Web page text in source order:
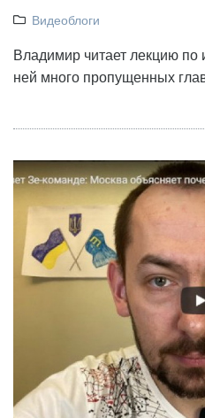
Видеоблоги
Владимир читает лекцию
ней много пропущенных